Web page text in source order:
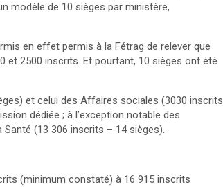
modèle de 10 sièges par ministère,
en effet permis à la Fétrag de relever que
et 2500 inscrits. Et pourtant, 10 sièges ont été
et celui des Affaires sociales (3030 inscrits
dédiée ; à l’exception notable des
(13 306 inscrits – 14 sièges).
(minimum constaté) à 16 915 inscrits